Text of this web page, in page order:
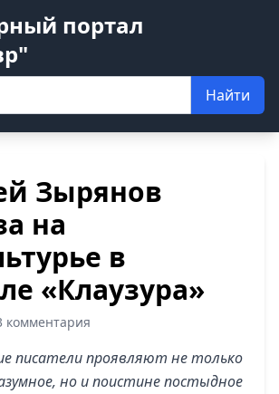
портал
Найти
Зырянов
на
в
«Клаузура»
комментария
писатели проявляют не только
но и поистине постыдное